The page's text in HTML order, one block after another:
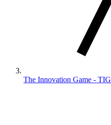
The Innovation Game - TIG